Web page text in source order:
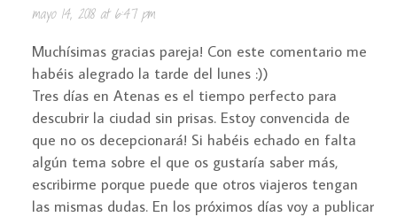
mayo 14, 2018 at 6:47 pm
Muchísimas gracias pareja! Con este comentario me
habéis alegrado la tarde del lunes :))
Tres días en Atenas es el tiempo perfecto para
descubrir la ciudad sin prisas. Estoy convencida de
que no os decepcionará! Si habéis echado en falta
algún tema sobre el que os gustaría saber más,
escribirme porque puede que otros viajeros tengan
las mismas dudas. En los próximos días voy a publicar